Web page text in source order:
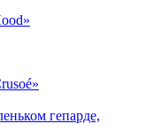
гепарде,